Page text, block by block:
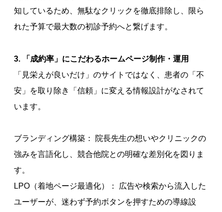
知しているため、無駄なクリックを徹底排除し、限ら
れた予算で最大数の初診予約へと繋げます。
3. 「成約率」にこだわるホームページ制作・運用
「見栄えが良いだけ」のサイトではなく、患者の「不
安」を取り除き「信頼」に変える情報設計がなされて
います。
ブランディング構築： 院長先生の想いやクリニックの
強みを言語化し、競合他院との明確な差別化を図りま
す。
LPO（着地ページ最適化）： 広告や検索から流入した
ユーザーが、迷わず予約ボタンを押すための導線設